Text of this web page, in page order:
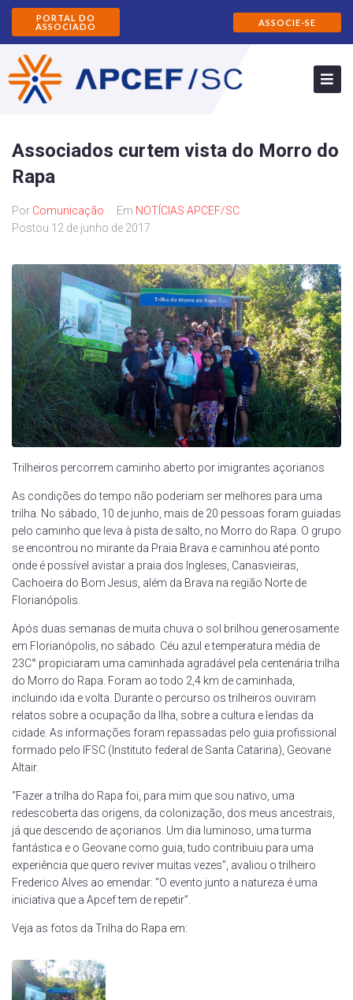
PORTAL DO
ASSOCIADO
ASSOCIE-SE
Associados curtem vista do Morro do
Rapa
Por Comunicação Em NOTÍCIAS APCEF/SC
Postou 12 de junho de 2017
Trilheiros percorrem caminho aberto por imigrantes açorianos
As condições do tempo não poderiam ser melhores para uma
trilha. No sábado, 10 de junho, mais de 20 pessoas foram guiadas
pelo caminho que leva à pista de salto, no Morro do Rapa. O grupo
se encontrou no mirante da Praia Brava e caminhou até ponto
onde é possível avistar a praia dos Ingleses, Canasvieiras,
Cachoeira do Bom Jesus, além da Brava na região Norte de
Florianópolis.
Após duas semanas de muita chuva o sol brilhou generosamente
em Florianópolis, no sábado. Céu azul e temperatura média de
23C° propiciaram uma caminhada agradável pela centenária trilha
do Morro do Rapa. Foram ao todo 2,4 km de caminhada,
incluindo ida e volta. Durante o percurso os trilheiros ouviram
relatos sobre a ocupação da Ilha, sobre a cultura e lendas da
cidade. As informações foram repassadas pelo guia profissional
formado pelo IFSC (Instituto federal de Santa Catarina), Geovane
Altair.
“Fazer a trilha do Rapa foi, para mim que sou nativo, uma
redescoberta das origens, da colonização, dos meus ancestrais,
já que descendo de açorianos. Um dia luminoso, uma turma
fantástica e o Geovane como guia, tudo contribuiu para uma
experiência que quero reviver muitas vezes”, avaliou o trilheiro
Frederico Alves ao emendar: “O evento junto a natureza é uma
iniciativa que a Apcef tem de repetir”.
Veja as fotos da Trilha do Rapa em: